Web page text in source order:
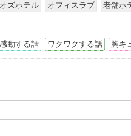
オズホテル オフィスラブ 老舗ホ
感動する話 ワクワクする話 胸キ